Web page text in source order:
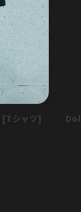
シャツ]